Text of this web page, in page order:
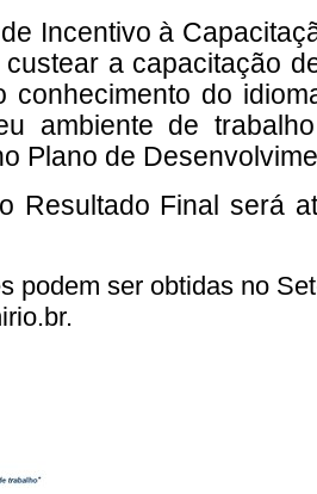
Incentivo à
a capacitação
conhecimento do
ambiente de
Plano de
Resultado Final será
podem ser obtidas no